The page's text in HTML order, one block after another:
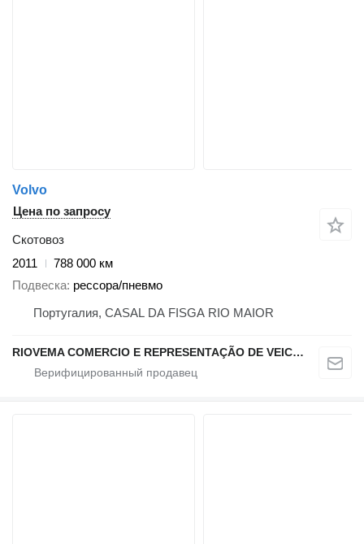
Volvo
Цена по запросу
Скотовоз
2011
788 000 км
Подвеска рессора/пневмо
Португалия, CASAL DA FISGA RIO MAIOR
RIOVEMA COMERCIO E REPRESENTAÇÃO DE VEICULOS E MAQUINAS LDA